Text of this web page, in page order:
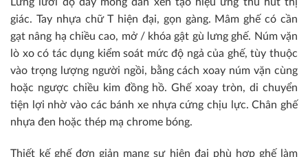
giác. Tay nhựa chữ T hiện đại, gọn gàng. Mâm ghế có cần
gạt nâng hạ chiều cao, mở / khóa gật gù lưng ghế. Núm vặn
lò xo có tác dụng kiểm soát mức độ ngả của ghế, tùy thuộc
vào trọng lượng người ngồi, bằng cách xoay núm vặn cùng
hoặc ngược chiều kim đồng hồ. Ghế xoay tròn, di chuyển
tiện lợi nhờ vào các bánh xe nhựa cứng chịu lực. Chân ghế
nhựa đen hoặc thép mạ chrome bóng.
Thiết kế ghế đơn giản mang sự hiện đại phù hợp ghế làm